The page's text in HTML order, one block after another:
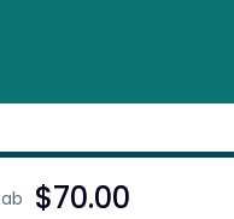
ab $70.00